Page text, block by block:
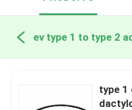
type 1